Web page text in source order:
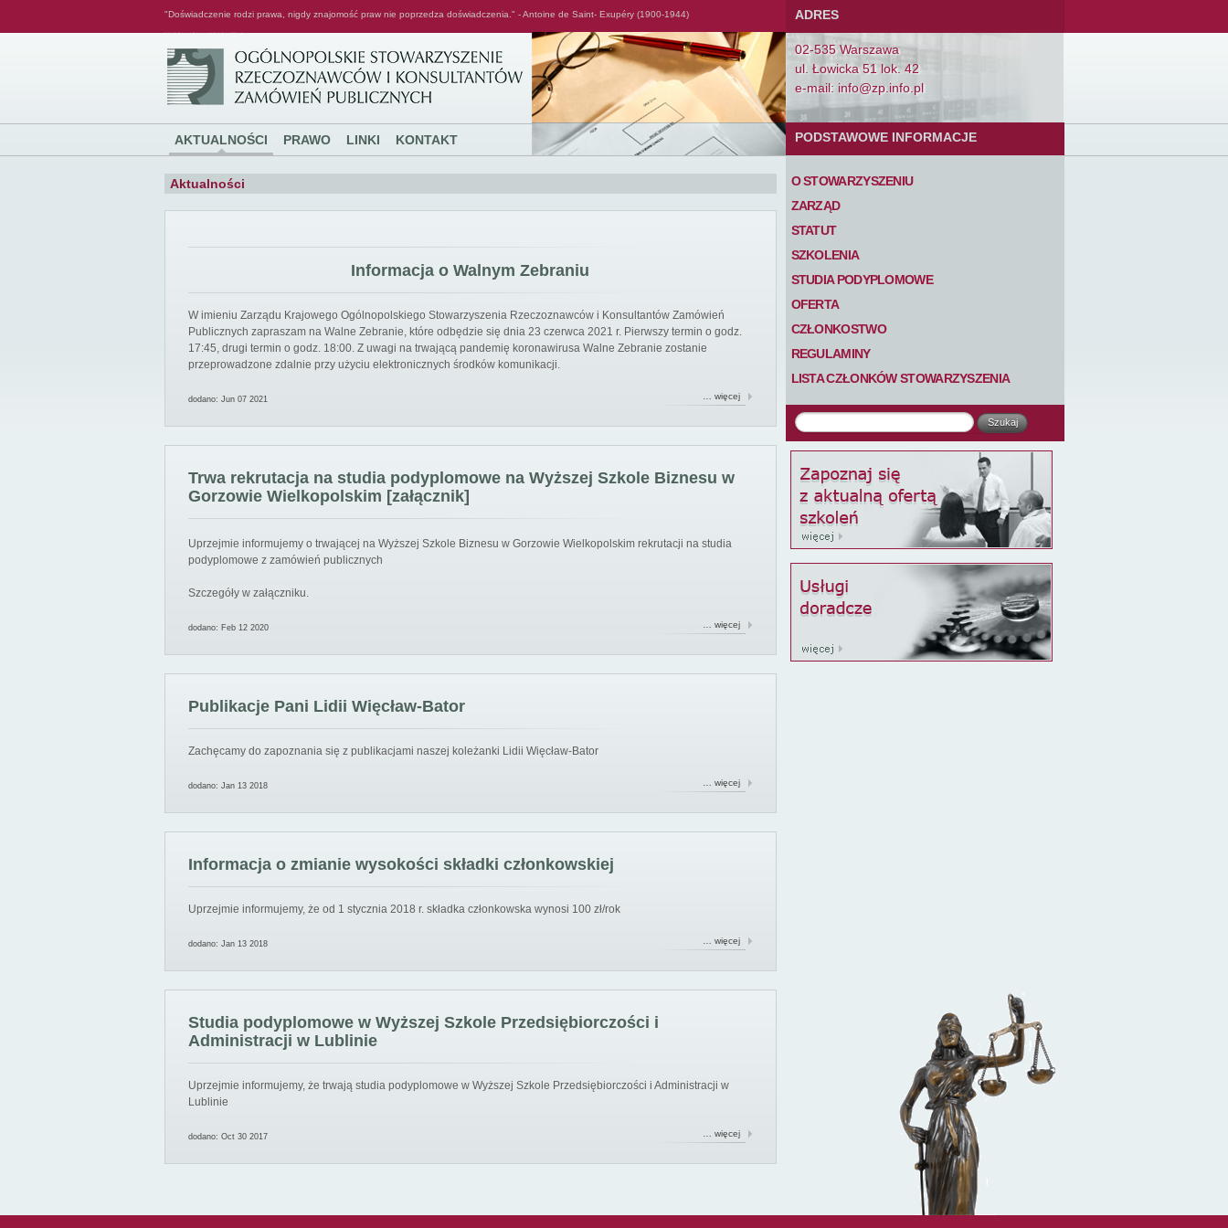
"Doświadczenie rodzi prawa, nigdy znajomość praw nie poprzedza doświadczenia." - Antoine de Saint- Exupéry (1900-1944)
AKTUALNOŚCI PRAWO LINKI KONTAKT
ADRES
02-535 Warszawa
ul. Łowicka 51 lok. 42
e-mail: info@zp.info.pl
PODSTAWOWE INFORMACJE
O STOWARZYSZENIU
ZARZĄD
STATUT
SZKOLENIA
STUDIA PODYPLOMOWE
OFERTA
CZŁONKOSTWO
REGULAMINY
LISTA CZŁONKÓW STOWARZYSZENIA
Aktualności
Informacja o Walnym Zebraniu
W imieniu Zarządu Krajowego Ogólnopolskiego Stowarzyszenia Rzeczoznawców i Konsultantów Zamówień
Publicznych zapraszam na Walne Zebranie, które odbędzie się dnia 23 czerwca 2021 r. Pierwszy termin o godz.
17:45, drugi termin o godz. 18:00. Z uwagi na trwającą pandemię koronawirusa Walne Zebranie zostanie
przeprowadzone zdalnie przy użyciu elektronicznych środków komunikacji.
dodano: Jun 07 2021 … więcej
Trwa rekrutacja na studia podyplomowe na Wyższej Szkole Biznesu w
Gorzowie Wielkopolskim [załącznik]
Uprzejmie informujemy o trwającej na Wyższej Szkole Biznesu w Gorzowie Wielkopolskim rekrutacji na studia
podyplomowe z zamówień publicznych
Szczegóły w załączniku.
dodano: Feb 12 2020 … więcej
Publikacje Pani Lidii Więcław-Bator
Zachęcamy do zapoznania się z publikacjami naszej koleżanki Lidii Więcław-Bator
dodano: Jan 13 2018 … więcej
Informacja o zmianie wysokości składki członkowskiej
Uprzejmie informujemy, że od 1 stycznia 2018 r. składka członkowska wynosi 100 zł/rok
dodano: Jan 13 2018 … więcej
Studia podyplomowe w Wyższej Szkole Przedsiębiorczości i
Administracji w Lublinie
Uprzejmie informujemy, że trwają studia podyplomowe w Wyższej Szkole Przedsiębiorczości i Administracji w
Lublinie
dodano: Oct 30 2017 … więcej